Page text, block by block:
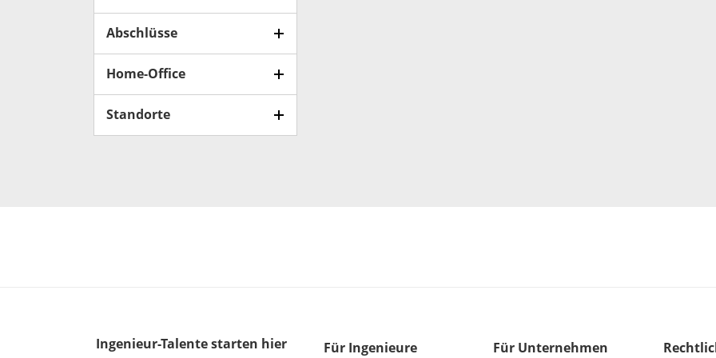
Abschlüsse
Home-Office
Standorte
Ingenieur-Talente starten hier Für Ingenieure Für Unternehmen